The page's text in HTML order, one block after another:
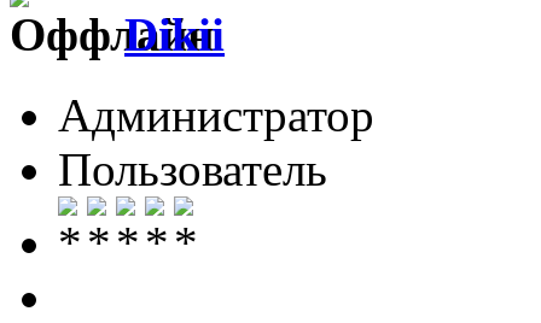
Dikii
Администратор
Пользователь